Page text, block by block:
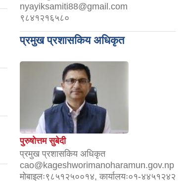
nyayiksamiti88@gmail.com
९८४१२१६५८०
प्रमुख प्रशासकिय अधिकृत
पुरुषोत्तम सुबेदी
प्रमुख प्रशासकिय अधिकृत
cao@kageshworimanoharamun.gov.np
मोबाइलः९८५१२५००१४, कार्यालयः०१-४४५१२४२